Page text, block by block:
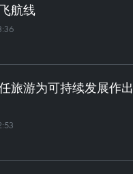
航线
旅游为可持续发展作出